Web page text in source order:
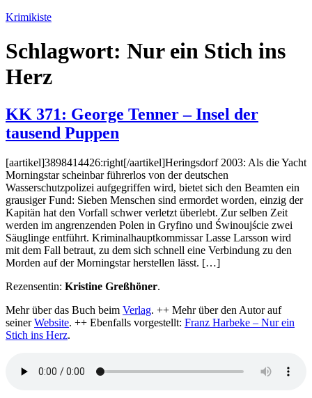
Zum
springen
Krimikiste
Schlagwort: Nur ein Stich ins
Herz
KK 371: George Tenner – Insel der
tausend Puppen
[aartikel]3898414426:right[/aartikel]Heringsdorf 2003: Als die Yacht
Morningstar scheinbar führerlos von der deutschen
Wasserschutzpolizei aufgegriffen wird, bietet sich den Beamten ein
grausiger Fund: Sieben Menschen sind ermordet worden, einzig der
Kapitän hat den Vorfall schwer verletzt überlebt. Zur selben Zeit
werden im angrenzenden Polen in Gryfino und Świnoujście zwei
Säuglinge entführt. Kriminalhauptkommissar Lasse Larsson wird
mit dem Fall betraut, zu dem sich schnell eine Verbindung zu den
Morden auf der Morningstar herstellen lässt. […]
Rezensentin: Kristine Greßhöner.
Mehr über das Buch beim Verlag. ++ Mehr über den Autor auf
seinerWebsite. ++ Ebenfalls vorgestellt: Franz Harbeke – Nur ein
Stich ins Herz.